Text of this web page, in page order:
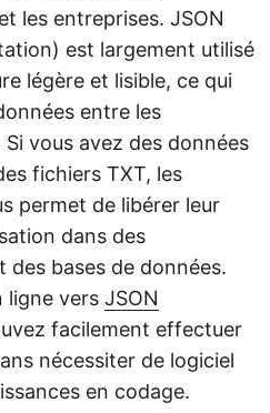
les entreprises. JSON
est largement utilisé
légère et lisible, ce qui
entre les
vous avez des données
fichiers TXT, les
permet de libérer leur
dans des
des bases de données.
ligne vers JSON
facilement effectuer
nécessiter de logiciel
en codage.